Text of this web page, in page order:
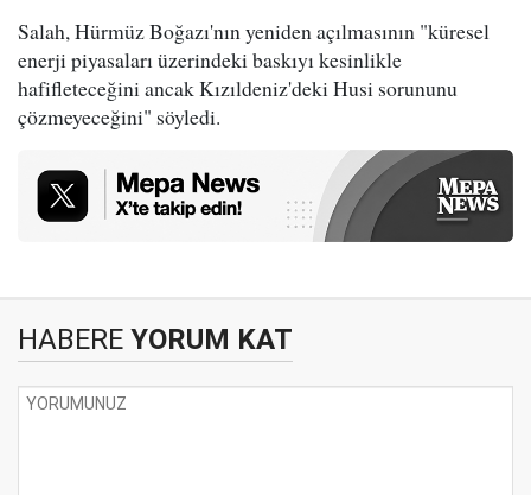
Salah, Hürmüz Boğazı'nın yeniden açılmasının "küresel
enerji piyasaları üzerindeki baskıyı kesinlikle
hafifleteceğini ancak Kızıldeniz'deki Husi sorununu
çözmeyeceğini" söyledi.
HABERE YORUM KAT